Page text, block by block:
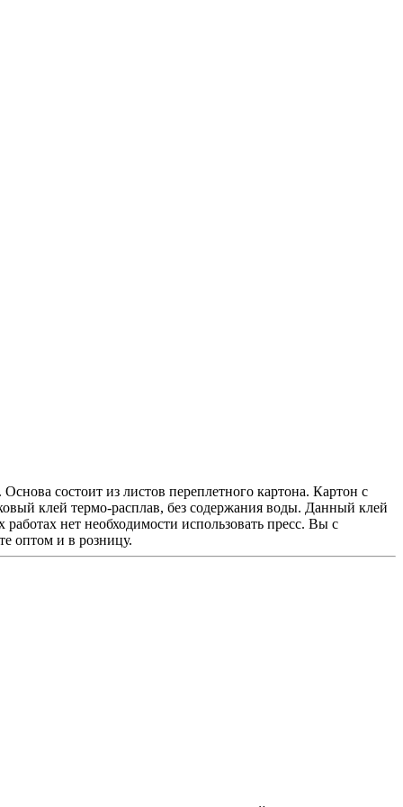
состоит из листов переплетного картона. Картон с
клей термо-расплав, без содержания воды. Данный клей
нет необходимости использовать пресс. Вы с
оптом и в розницу.